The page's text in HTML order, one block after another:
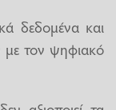
δεδομένα και
με τον ψηφιακό